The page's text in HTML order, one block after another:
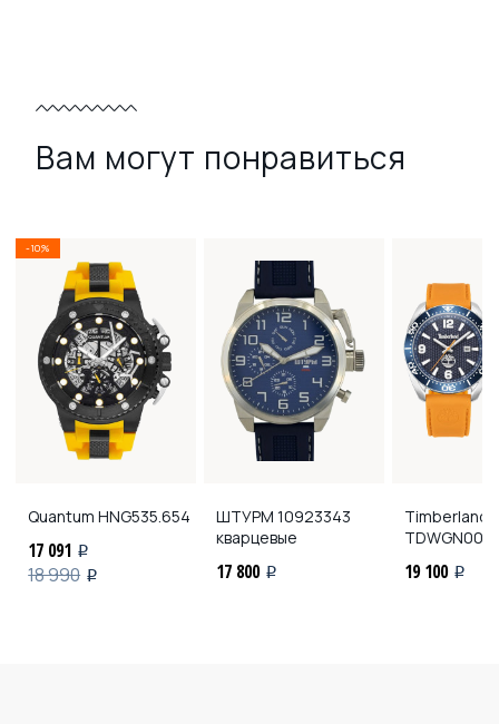
Вам могут понравиться
-10%
Quantum HNG535.654
17 091 i
18 990 i
ШТУРМ 10923343
кварцевые
17 800 i
Timberland
19 100 i